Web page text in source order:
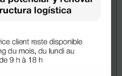
¿Necesitas más
a los colegas que ya